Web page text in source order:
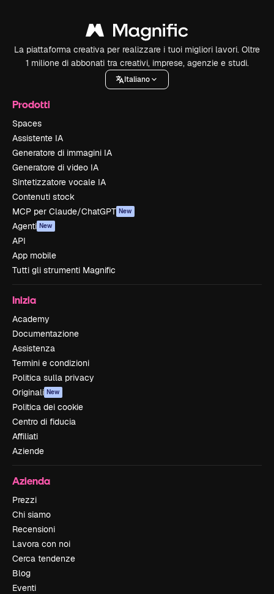
La piattaforma creativa per realizzare i tuoi migliori lavori. Oltre
1 milione di abbonati tra creativi, imprese, agenzie e studi.
Italiano
Prodotti
Spaces
Assistente IA
Generatore di immagini IA
Generatore di video IA
Sintetizzatore vocale IA
Contenuti stock
MCP per Claude/ChatGPT New
Agenti New
API
App mobile
Tutti gli strumenti Magnific
Inizia
Academy
Documentazione
Assistenza
Termini e condizioni
Politica sulla privacy
Originali New
Politica dei cookie
Centro di fiducia
Affiliati
Aziende
Azienda
Prezzi
Chi siamo
Recensioni
Lavora con noi
Cerca tendenze
Blog
Eventi